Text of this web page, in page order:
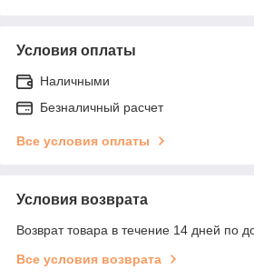
Условия оплаты
Наличными
Безналичный расчет
Все условия оплаты
Условия возврата
Возврат товара в течение 14 дней по
Все условия возврата